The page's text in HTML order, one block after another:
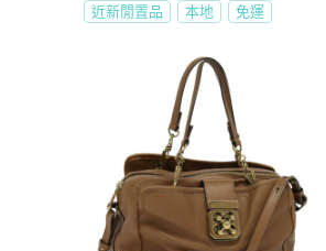
近新閒置品 本地 免運